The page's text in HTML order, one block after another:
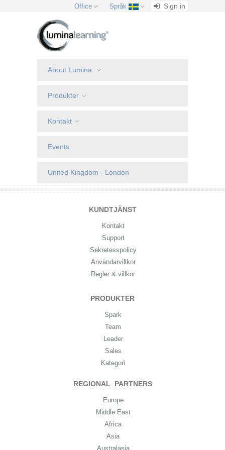
Office Språk Sign in
About Lumina
Produkter
Kontakt
Events
United Kingdom - London
KUNDTJÄNST
Kontakt
Support
Sekretesspolicy
Användarvillkor
Regler & villkor
PRODUKTER
Spark
Team
Leader
Sales
Kategori
REGIONAL PARTNERS
Europe
Middle East
Africa
Asia
Australasia